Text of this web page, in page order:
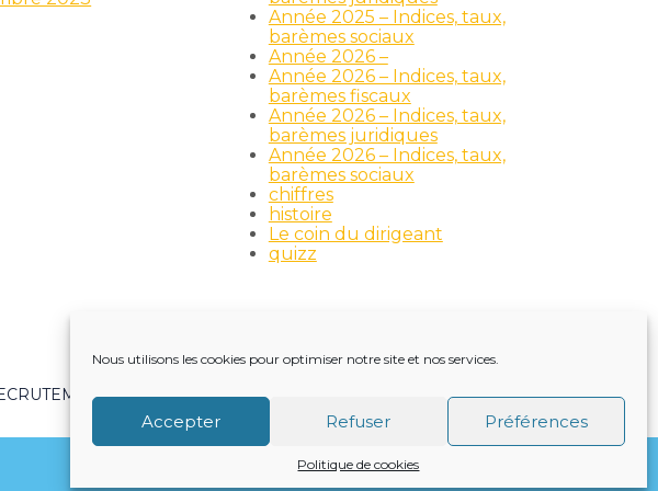
Nous utilisons les cookies pour optimiser notre site et nos services.
Accepter Refuser Préférences
Politique de cookies
Année 2025 – Indices, taux,
barèmes sociaux
Année 2026 –
Année 2026 – Indices, taux,
barèmes fiscaux
Année 2026 – Indices, taux,
barèmes juridiques
Année 2026 – Indices, taux,
barèmes sociaux
chiffres
histoire
Le coin du dirigeant
quizz
NOTRE ACTUALITÉ VIE DU CABINET CONTACT